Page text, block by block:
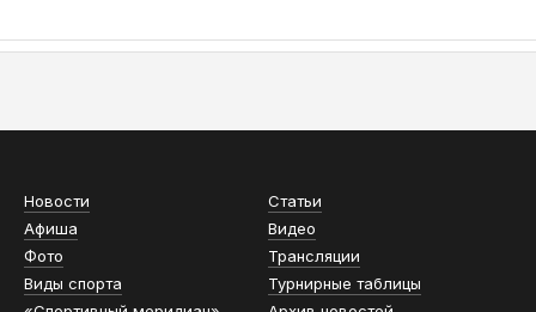
Новости
Статьи
Афиша
Видео
Фото
Трансляции
Виды спорта
Турнирные таблицы